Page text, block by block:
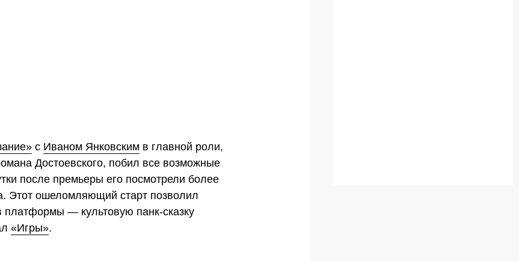
с Иваном Янковским в главной роли,
Достоевского, побил все возможные
после премьеры его посмотрели более
Этот ошеломляющий старт позволил
— культовую панк-сказку
«Игры».